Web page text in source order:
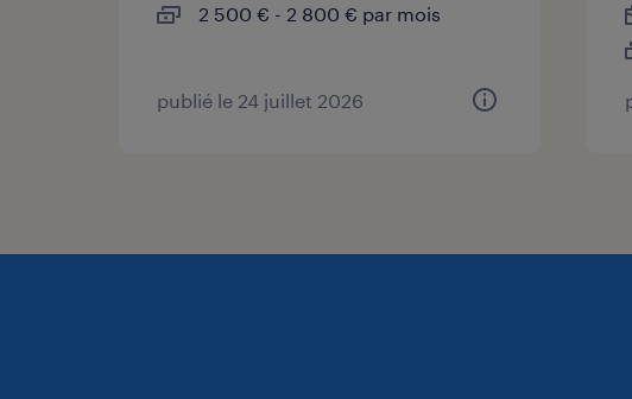
2 500 € - 2 800 € par mois
publié le 24 juillet 2026